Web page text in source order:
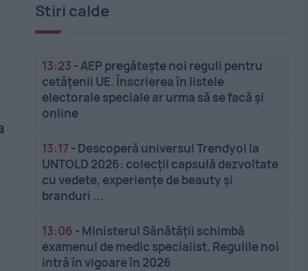
Stiri calde
13:23 -AEP pregătește noi reguli pentru
cetățenii UE. Înscrierea în listele
electorale speciale ar urma să se facă și
online
13:17 - Descoperă universul Trendyol la
UNTOLD 2026: colecții capsulă dezvoltate
cu vedete, experiențe de beauty și
branduri ...
13:06 - Ministerul Sănătății schimbă
examenul de medic specialist. Regulile noi
intră în vigoare în 2026